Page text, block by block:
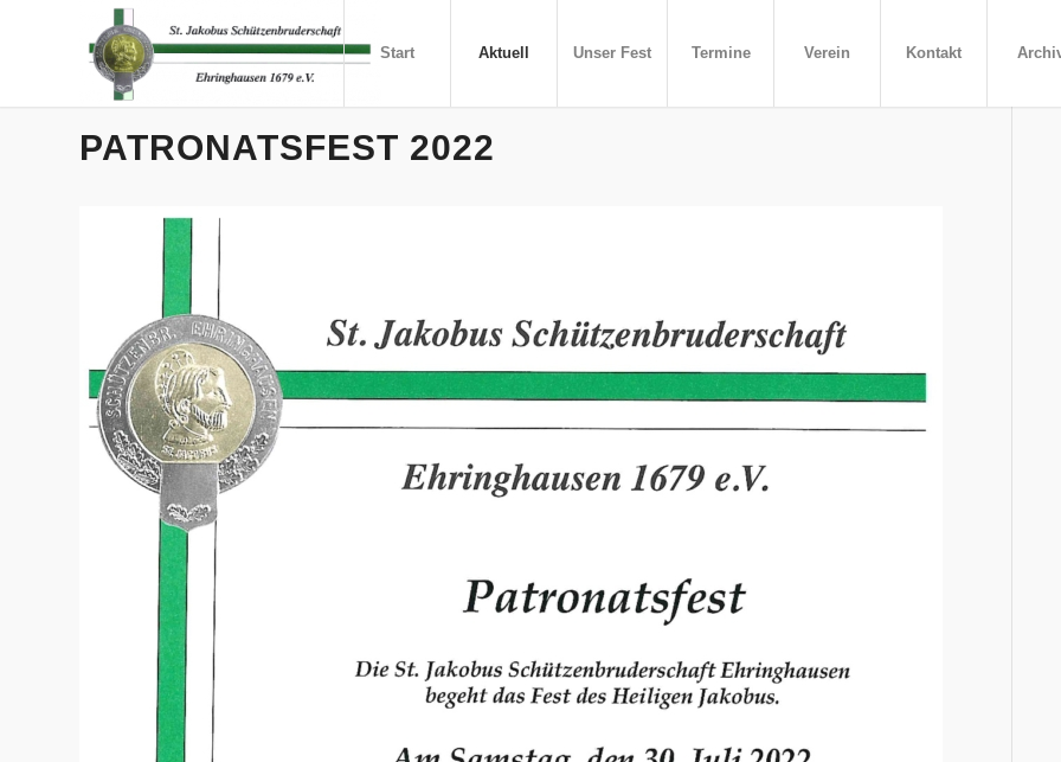
Start Aktuell Unser Fest Termine Verein Kontakt
PATRONATSFEST 2022